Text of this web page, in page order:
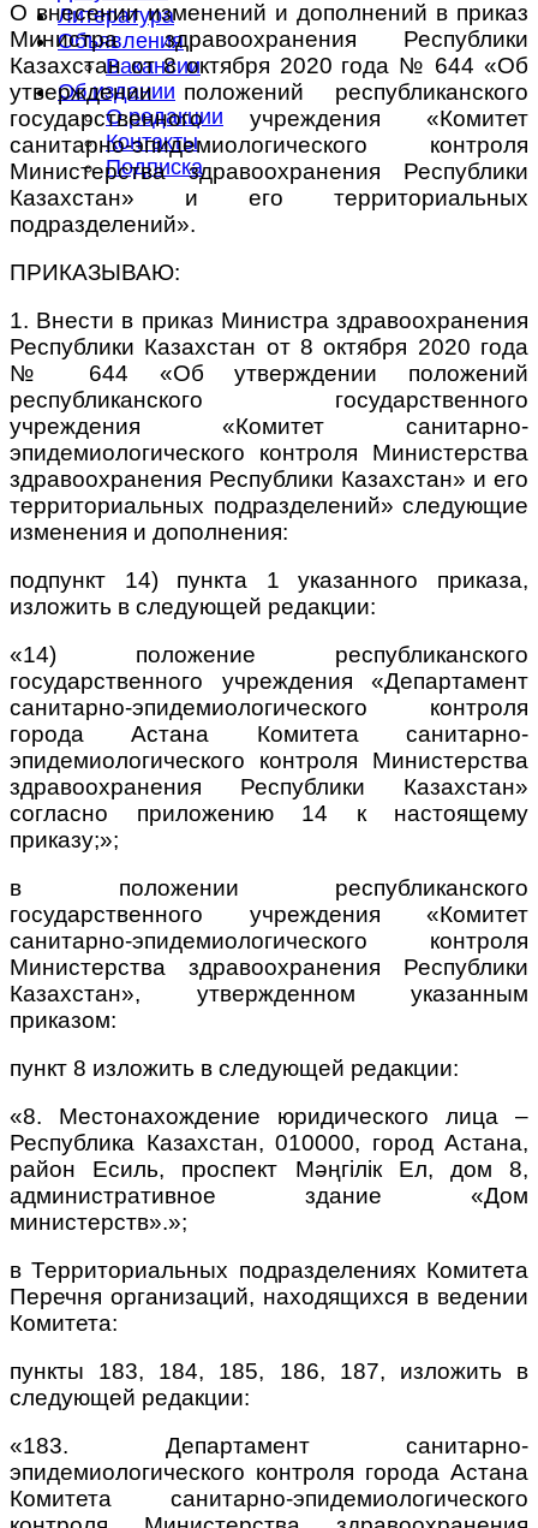
Литература
Объявления
Вакансии
Об издании
О редакции
Контакты
Подписка
О внесении изменений и дополнений в приказ
Министра здравоохранения Республики
Казахстан от 8 октября 2020 года № 644 «Об
утверждении положений республиканского
государственного учреждения «Комитет
санитарно-эпидемиологического контроля
Министерства здравоохранения Республики
Казахстан» и его территориальных
подразделений».
ПРИКАЗЫВАЮ:
1. Внести в приказ Министра здравоохранения
Республики Казахстан от 8 октября 2020 года
№ 644 «Об утверждении положений
республиканского государственного
учреждения «Комитет санитарно-
эпидемиологического контроля Министерства
здравоохранения Республики Казахстан» и его
территориальных подразделений» следующие
изменения и дополнения:
подпункт 14) пункта 1 указанного приказа,
изложить в следующей редакции:
«14) положение республиканского
государственного учреждения «Департамент
санитарно-эпидемиологического контроля
города Астана Комитета санитарно-
эпидемиологического контроля Министерства
здравоохранения Республики Казахстан»
согласно приложению 14 к настоящему
приказу;»;
в положении республиканского
государственного учреждения «Комитет
санитарно-эпидемиологического контроля
Министерства здравоохранения Республики
Казахстан», утвержденном указанным
приказом:
пункт 8 изложить в следующей редакции:
«8. Местонахождение юридического лица –
Республика Казахстан, 010000, город Астана,
район Есиль, проспект Мәңгілік Ел, дом 8,
административное здание «Дом
министерств».»;
в Территориальных подразделениях Комитета
Перечня организаций, находящихся в ведении
Комитета:
пункты 183, 184, 185, 186, 187, изложить в
следующей редакции:
«183. Департамент санитарно-
эпидемиологического контроля города Астана
Комитета санитарно-эпидемиологического